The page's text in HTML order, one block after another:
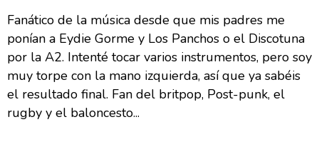
Fanático de la música desde que mis padres me
ponían a Eydie Gorme y Los Panchos o el Discotuna
por la A2. Intenté tocar varios instrumentos, pero soy
muy torpe con la mano izquierda, así que ya sabéis
el resultado final. Fan del britpop, Post-punk, el
rugby y el baloncesto...